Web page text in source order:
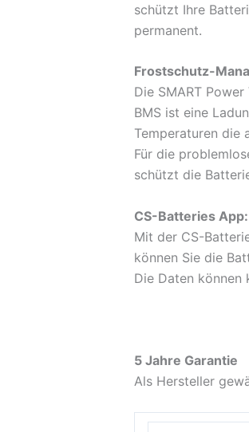
schützt Ihre
permanent.
Frostschutz-
Die SMART
BMS ist eine
Temperaturen die
Für die
schützt die
CS-Batteries App:
Mit der CS-
können Sie die
Die Daten
5 Jahre Garantie
Als Hersteller